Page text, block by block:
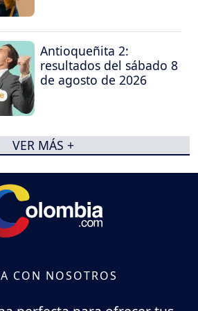
Antioqueñita 2:
resultados del sábado 8
de agosto de 2026
VER MÁS +
CON NOSOTROS